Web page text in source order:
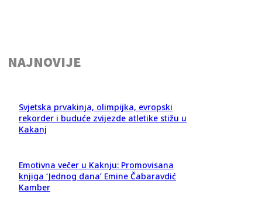
NAJNOVIJE
Svjetska prvakinja, olimpijka, evropski
rekorder i buduće zvijezde atletike stižu u
Kakanj
Emotivna večer u Kaknju: Promovisana
knjiga ‘Jednog dana’ Emine Čabaravdić
Kamber